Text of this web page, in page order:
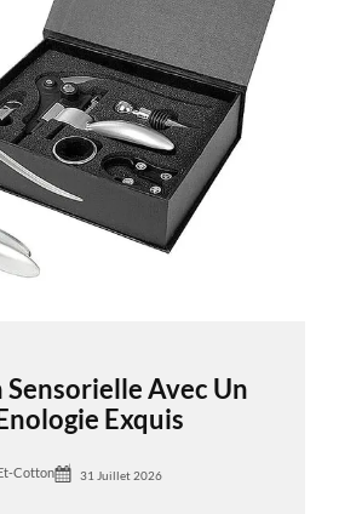
Avec Un
Exquis
Cotton 31 Juillet 2026